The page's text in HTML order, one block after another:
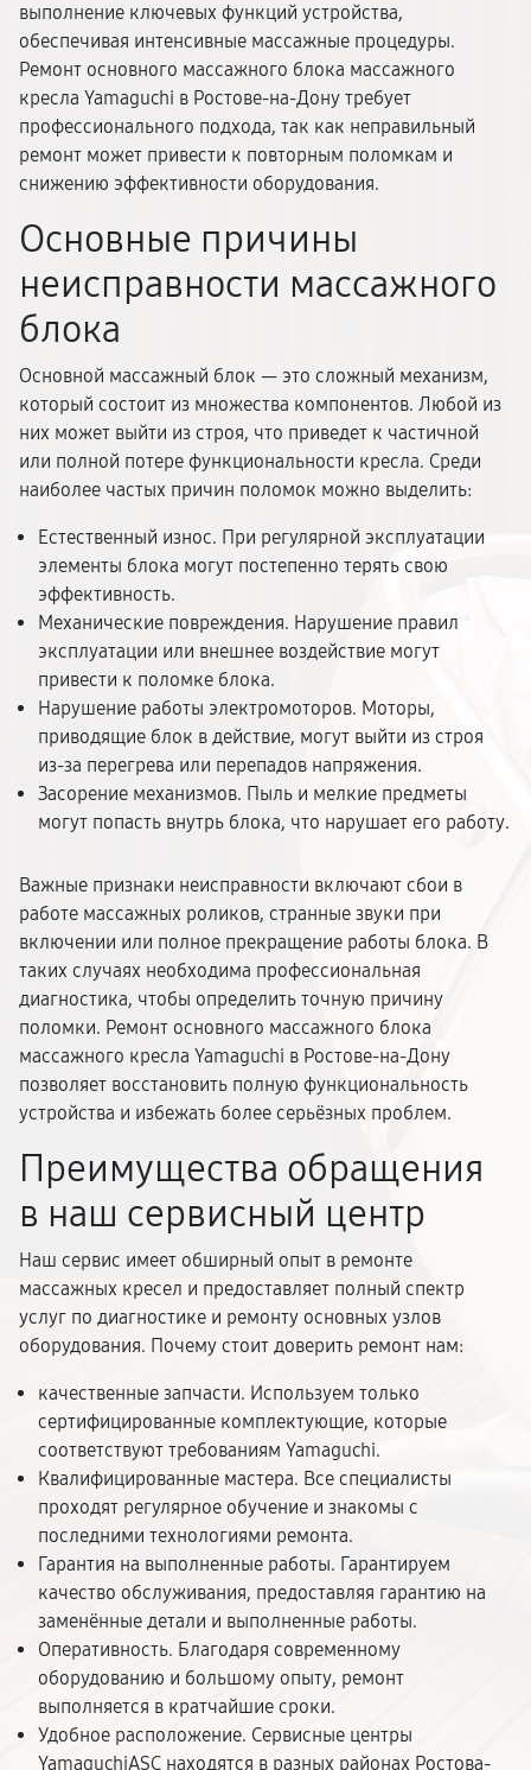
выполнение ключевых функций устройства,
обеспечивая интенсивные массажные процедуры.
Ремонт основного массажного блока массажного
кресла Yamaguchi в Ростове-на-Дону требует
профессионального подхода, так как неправильный
ремонт может привести к повторным поломкам и
снижению эффективности оборудования.
Основные причины
неисправности массажного
блока
Основной массажный блок — это сложный механизм,
который состоит из множества компонентов. Любой из
них может выйти из строя, что приведет к частичной
или полной потере функциональности кресла. Среди
наиболее частых причин поломок можно выделить:
Естественный износ. При регулярной эксплуатации
элементы блока могут постепенно терять свою
эффективность.
Механические повреждения. Нарушение правил
эксплуатации или внешнее воздействие могут
привести к поломке блока.
Нарушение работы электромоторов. Моторы,
приводящие блок в действие, могут выйти из строя
из-за перегрева или перепадов напряжения.
Засорение механизмов. Пыль и мелкие предметы
могут попасть внутрь блока, что нарушает его работу.
Важные признаки неисправности включают сбои в
работе массажных роликов, странные звуки при
включении или полное прекращение работы блока. В
таких случаях необходима профессиональная
диагностика, чтобы определить точную причину
поломки. Ремонт основного массажного блока
массажного кресла Yamaguchi в Ростове-на-Дону
позволяет восстановить полную функциональность
устройства и избежать более серьёзных проблем.
Преимущества обращения
в наш сервисный центр
Наш сервис имеет обширный опыт в ремонте
массажных кресел и предоставляет полный спектр
услуг по диагностике и ремонту основных узлов
оборудования. Почему стоит доверить ремонт нам:
качественные запчасти. Используем только
сертифицированные комплектующие, которые
соответствуют требованиям Yamaguchi.
Квалифицированные мастера. Все специалисты
проходят регулярное обучение и знакомы с
последними технологиями ремонта.
Гарантия на выполненные работы. Гарантируем
качество обслуживания, предоставляя гарантию на
заменённые детали и выполненные работы.
Оперативность. Благодаря современному
оборудованию и большому опыту, ремонт
выполняется в кратчайшие сроки.
Удобное расположение. Сервисные центры
YamaguchiASC находятся в разных районах Ростова-